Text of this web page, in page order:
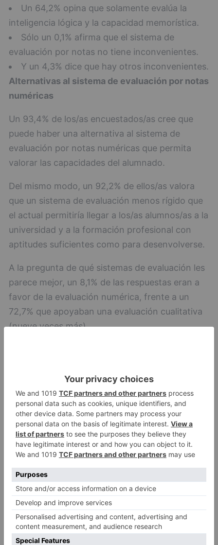
Un 64,2% opina que solamente evalúa la
inteligencia lógica y la capacidad memorística.
Sólo un 0,1% afirma que el sistema de
evaluación por notas no tiene inconvenientes.
Y un 4,3% dice que hay otros inconvenientes.
Alternativas al sistema de evaluación por notas
numéricas
Un 93,4% de los/as encuestados/as cree que
puede haber una alternativa al sistema de
evaluación por notas numéricas que permita
valorar las capacidades del alumnado.
Del mismo modo, un 92,2% de ellos/as valora
que un sistema de evaluación menos rígido que
el actual permitiría llegar a los/as alumnos/as a la
universidad y a la formación profesional con
aptitudes suficientes como para desenvolverse.
A la pregunta de qué sistemas de evaluación les
parece mejor, un 8,1% de las respuestas eran a
favor de la evaluación numérica, frente a un
72,7% que apoyaban una evaluación cualitativa
(nueve veces más).
posibilidad de dar más de una respuesta. Los
resultados son los siguientes.
Sobre las evaluaciones realizadas por el o la
docente: sólo un 4% apoya la evaluación
numérica, un 66,6% la cualitativa y un 4,4% una
evaluación con apto o no apto (o similar).
Respecto a evaluaciones realizadas entre los/as
alumnos/as: un 5% defiende la evaluación
numérica entre alumnos/as y un 51,3% la
evaluación cualitativa entre ellos/as.